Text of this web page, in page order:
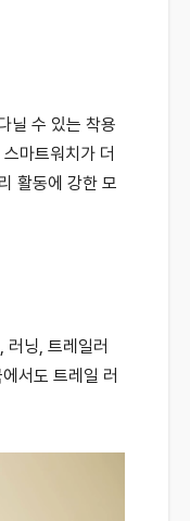
닐 수 있는 착용
마트워치가 더
활동에 강한 모
닝, 트레일러
서도 트레일 러